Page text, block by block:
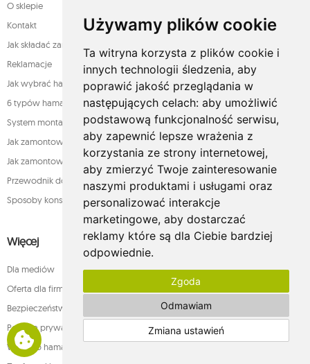
Używamy plików cookie
Ta witryna korzysta z plików cookie i
innych technologii śledzenia, aby
poprawić jakość przeglądania w
następujących celach: aby umożliwić
podstawową funkcjonalność serwisu,
aby zapewnić lepsze wrażenia z
korzystania ze strony internetowej,
aby zmierzyć Twoje zainteresowanie
naszymi produktami i usługami oraz
personalizować interakcje
marketingowe, aby dostarczać
reklamy które są dla Ciebie bardziej
odpowiednie.
Zgoda
Odmawiam
Zmiana ustawień
O sklepie
Kontakt
Jak składać zamówienia w sklepie whamaku.pl?
Reklamacje
Jak wybrać hamak
6 typów hamaków
System montażu
Jak zamontować fotel
Jak zamontować hamak
Przewodnik do hamaków
Sposoby konserwacji
Więcej
Dla mediów
Oferta dla firm
Bezpieczeństwo płatności
Polityka prywatności
Więcej o hamakach